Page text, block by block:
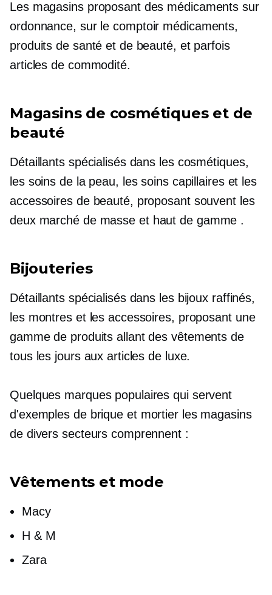
Les magasins proposant des médicaments sur
ordonnance, sur le comptoir médicaments,
produits de santé et de beauté, et parfois
articles de commodité.
Magasins de cosmétiques et de
beauté
Détaillants spécialisés dans les cosmétiques,
les soins de la peau, les soins capillaires et les
accessoires de beauté, proposant souvent les
deux marché de masse et haut de gamme .
Bijouteries
Détaillants spécialisés dans les bijoux raffinés,
les montres et les accessoires, proposant une
gamme de produits allant des vêtements de
tous les jours aux articles de luxe.
Quelques marques populaires qui servent
d'exemples de brique et mortierles magasins
de divers secteurs comprennent :
Vêtements et mode
Macy
H & M
Zara